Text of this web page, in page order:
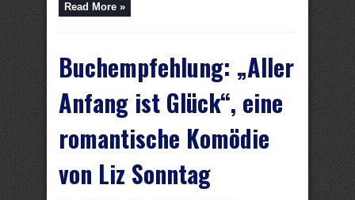
Read More »
Buchempfehlung: „Aller
Anfang ist Glück“, eine
romantische Komödie
von Liz Sonntag